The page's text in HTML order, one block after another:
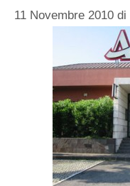
11 Novembre 2010 di